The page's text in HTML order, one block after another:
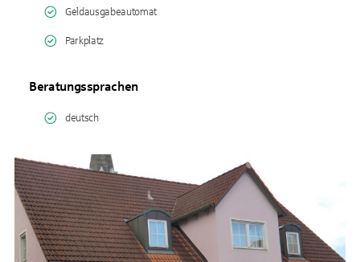
Geldausgabeautomat
Parkplatz
Beratungssprachen
deutsch